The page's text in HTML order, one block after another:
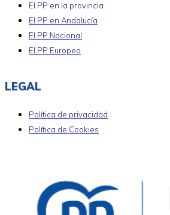
El PP en la provincia
El PP en Andalucía
El PP Nacional
El PP Europeo
LEGAL
Política de privacidad
Política de Cookies